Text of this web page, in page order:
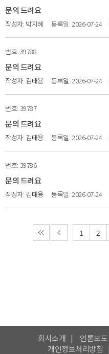
문의 드려요
박지혜 2026-07-24
39788
문의 드려요
김태용 2026-07-24
39787
문의 드려요
김태용 2026-07-24
39786
문의 드려요
김태용 2026-07-24
1 2
회사소개 언론보도
개인정보처리방침